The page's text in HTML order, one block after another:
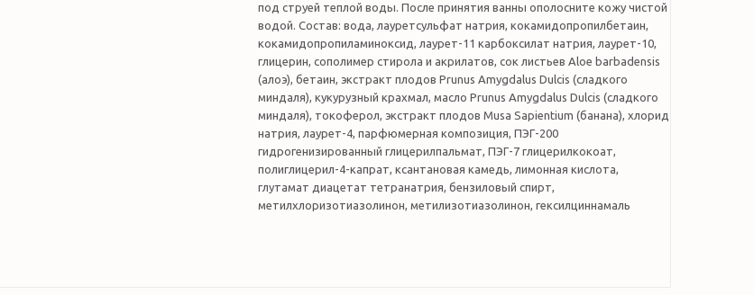
под струей теплой воды. После принятия ванны ополосните кожу чистой
водой. Состав: вода, лауретсульфат натрия, кокамидопропилбетаин,
кокамидопропиламиноксид, лаурет-11 карбоксилат натрия, лаурет-10,
глицерин, сополимер стирола и акрилатов, сок листьев Aloe barbadensis
(алоэ), бетаин, экстракт плодов Prunus Amygdalus Dulcis (сладкого
миндаля), кукурузный крахмал, масло Prunus Amygdalus Dulcis (сладкого
миндаля), токоферол, экстракт плодов Musa Sapientium (банана), хлорид
натрия, лаурет-4, парфюмерная композиция, ПЭГ-200
гидрогенизированный глицерилпальмат, ПЭГ-7 глицерилкокоат,
полиглицерил-4-капрат, ксантановая камедь, лимонная кислота,
глутамат диацетат тетранатрия, бензиловый спирт,
метилхлоризотиазолинон, метилизотиазолинон, гексилциннамаль